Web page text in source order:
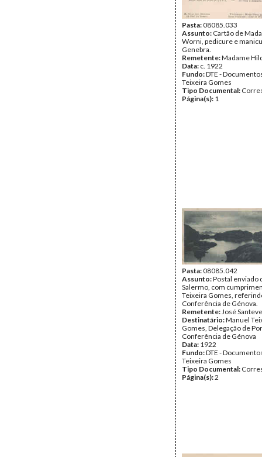
Pasta:08085.033
Assunto: Cartão de
Worni, pedicure e
Genebra.
Remetente:Madame
Data: c. 1922
Fundo:DTE -
Teixeira Gomes
Tipo Documental:
Página(s): 1
Pasta:08085.042
Assunto:Postal enviado
Salermo, com
Teixeira Gomes,
Conferência de Génova.
Remetente:José
Destinatário:Manuel
Gomes, Delegação de
Conferência de Génova
Data: 1922
Fundo:DTE -
Teixeira Gomes
Tipo Documental:
Página(s):2